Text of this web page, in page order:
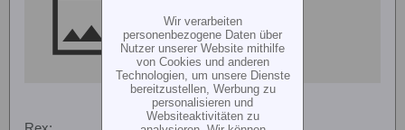
Wir verarbeiten
personenbezogene Daten über
Nutzer unserer Website mithilfe
von Cookies und anderen
Technologien, um unsere Dienste
bereitzustellen, Werbung zu
personalisieren und
Websiteaktivitäten zu